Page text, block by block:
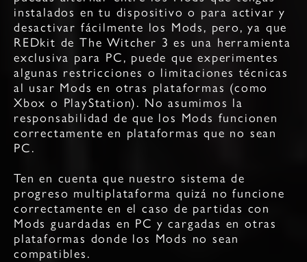
instalados en tu dispositivo o para activar y
desactivar fácilmente los Mods, pero, ya que
REDkit de The Witcher 3 es una herramienta
exclusiva para PC, puede que experimentes
algunas restricciones o limitaciones técnicas
al usar Mods en otras plataformas (como
Xbox o PlayStation). No asumimos la
responsabilidad de que los Mods funcionen
correctamente en plataformas que no sean
PC.
Ten en cuenta que nuestro sistema de
progreso multiplataforma quizá no funcione
correctamente en el caso de partidas con
Mods guardadas en PC y cargadas en otras
plataformas donde los Mods no sean
compatibles.